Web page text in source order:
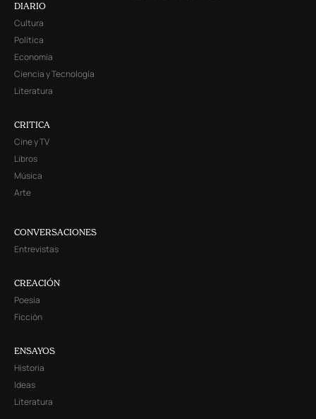
DIARIO
Cultura
Política
Economía
Ciencia y Tecnología
Literatura
CRITICA
Cine y TV
Libros
Música
Arte
CONVERSACIONES
Entrevistas
CREACIÓN
Poesía
Ficción
ENSAYOS
Historia
Ideas
Literatura